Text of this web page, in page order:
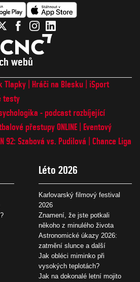
webů
Tlapky Hráči na Blesku
iSport
testy
- podcast rozbíjející
přestupy ONLINE
Eventový
92: Szabová vs. Pudilová
Chance Liga
Léto 2026
Karlovarský filmový festival
2026
Znamení, že jste potkali
někoho z minulého života
Astronomické úkazy 2026:
zatmění slunce a další
Jak obléci miminko při
vysokých teplotách?
Jak na dokonalé letní mojito